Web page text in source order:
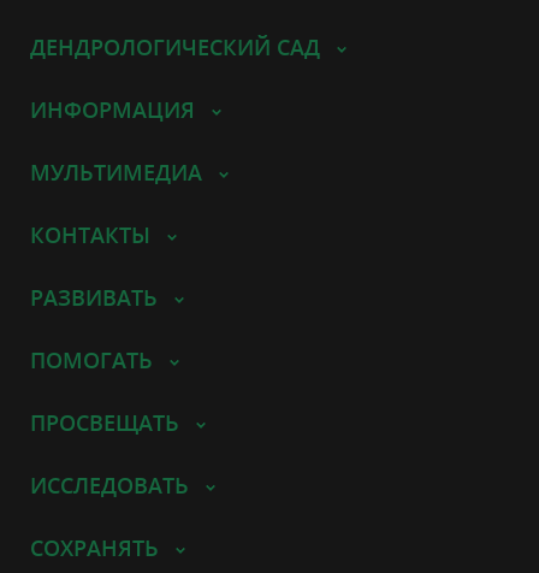
ДЕНДРОЛОГИЧЕСКИЙ САД
ИНФОРМАЦИЯ
МУЛЬТИМЕДИА
КОНТАКТЫ
РАЗВИВАТЬ
ПОМОГАТЬ
ПРОСВЕЩАТЬ
ИССЛЕДОВАТЬ
СОХРАНЯТЬ